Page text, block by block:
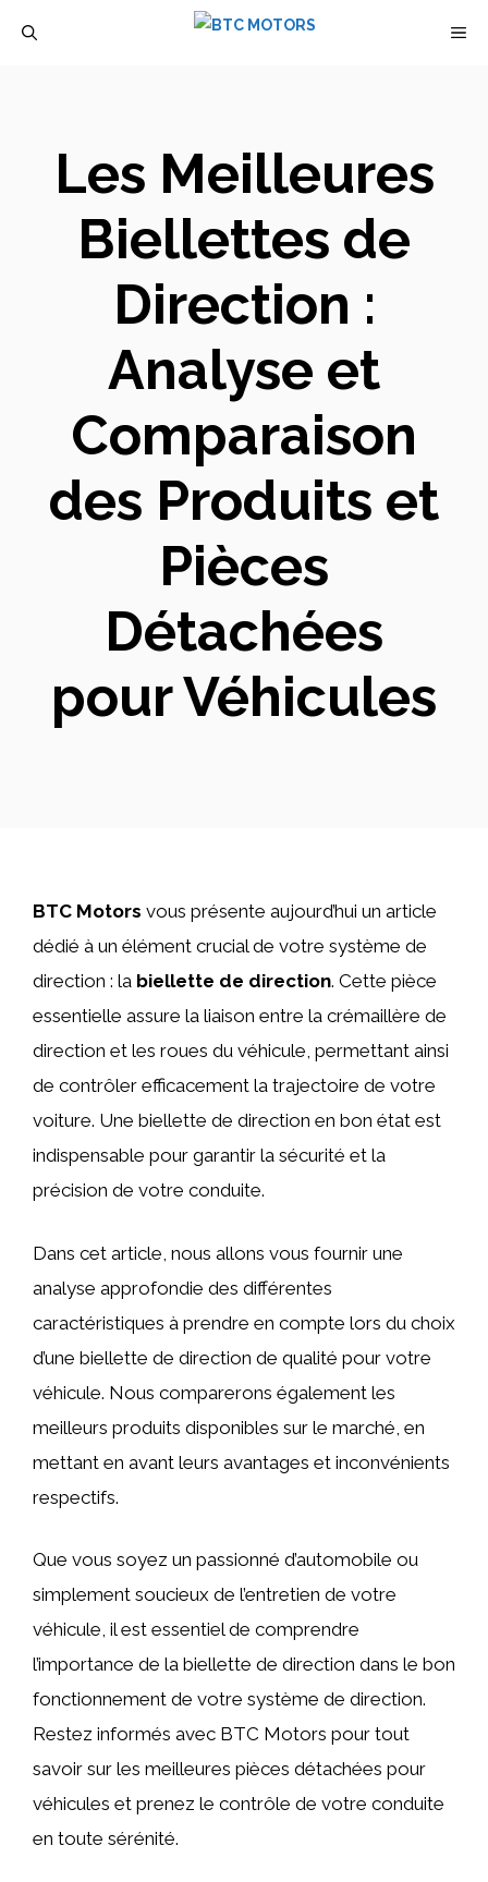
Les Meilleures
Biellettes de
Direction :
Analyse et
Comparaison
des Produits et
Pièces
Détachées
pour Véhicules
BTC Motors vous présente aujourd’hui un article
dédié à un élément crucial de votre système de
direction : la biellette de direction. Cette pièce
essentielle assure la liaison entre la crémaillère de
direction et les roues du véhicule, permettant ainsi
de contrôler efficacement la trajectoire de votre
voiture. Une biellette de direction en bon état est
indispensable pour garantir la sécurité et la
précision de votre conduite.
Dans cet article, nous allons vous fournir une
analyse approfondie des différentes
caractéristiques à prendre en compte lors du choix
d’une biellette de direction de qualité pour votre
véhicule. Nous comparerons également les
meilleurs produits disponibles sur le marché, en
mettant en avant leurs avantages et inconvénients
respectifs.
Que vous soyez un passionné d’automobile ou
simplement soucieux de l’entretien de votre
véhicule, il est essentiel de comprendre
l’importance de la biellette de direction dans le bon
fonctionnement de votre système de direction.
Restez informés avec BTC Motors pour tout
savoir sur les meilleures pièces détachées pour
véhicules et prenez le contrôle de votre conduite
en toute sérénité.